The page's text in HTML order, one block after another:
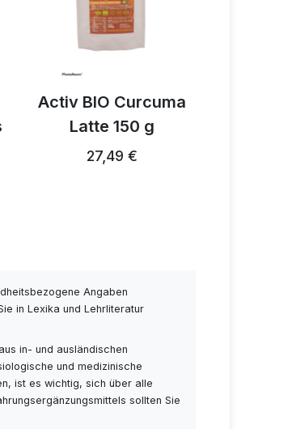
Activ BIO Curcuma
Latte 150 g
27,49 €
Angaben
in Lexika und Lehrliteratur
in- und ausländischen
und medizinische
ist es wichtig, sich über alle
sollten Sie